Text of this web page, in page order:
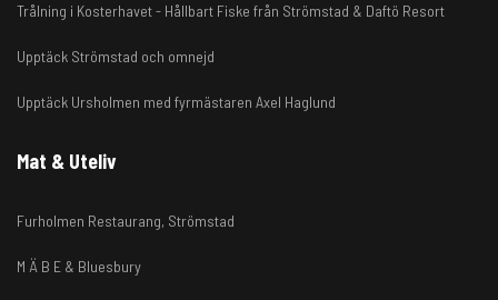
Trålning i Kosterhavet - Hållbart Fiske från Strömstad & Daftö Resort
Upptäck Strömstad och omnejd
Upptäck Ursholmen med fyrmästaren Axel Haglund
Mat & Uteliv
Furholmen Restaurang, Strömstad
M Ä B E & Bluesbury